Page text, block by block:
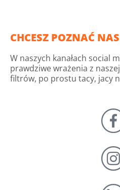
CHCESZ POZNAĆ NAS
W naszych kanałach social
prawdziwe wrażenia z
filtrów, po prostu tacy, jacy